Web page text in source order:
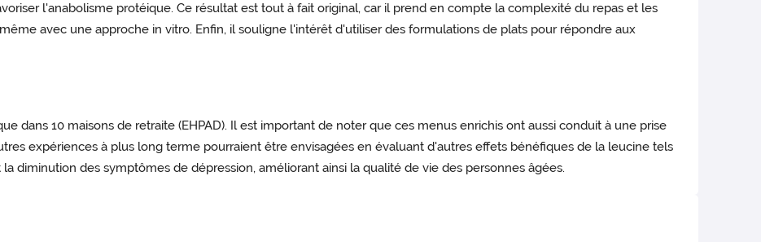
l'anabolisme protéique. Ce résultat est tout à fait original, car il prend en compte la complexité du repas et les
avec une approche in vitro. Enfin, il souligne l'intérêt d'utiliser des formulations de plats pour répondre aux
dans 10 maisons de retraite (EHPAD). Il est important de noter que ces menus enrichis ont aussi conduit à une prise
expériences à plus long terme pourraient être envisagées en évaluant d'autres effets bénéfiques de la leucine tels
diminution des symptômes de dépression, améliorant ainsi la qualité de vie des personnes âgées.